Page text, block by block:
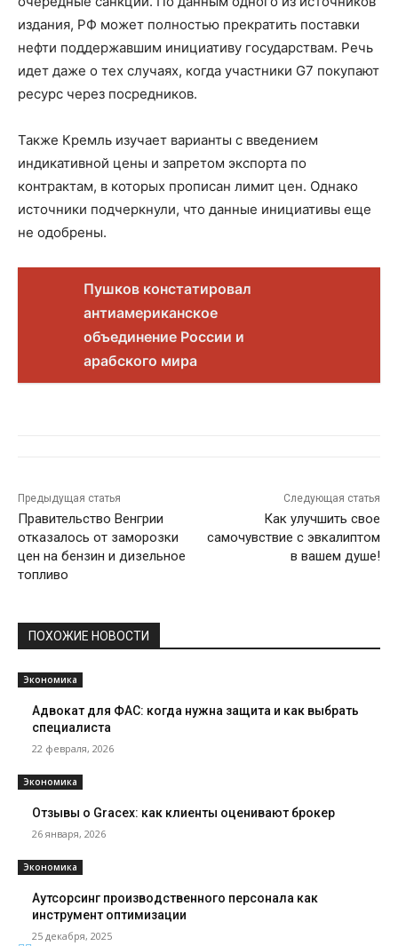
издания, РФ может полностью прекратить поставки
нефти поддержавшим инициативу государствам. Речь
идет даже о тех случаях, когда участники G7 покупают
ресурс через посредников.
Также Кремль изучает варианты с введением
индикативной цены и запретом экспорта по
контрактам, в которых прописан лимит цен. Однако
источники подчеркнули, что данные инициативы еще
не одобрены.
Пушков констатировал
антиамериканское
объединение России и
арабского мира
Предыдущая статья
Правительство Венгрии
отказалось от заморозки
цен на бензин и дизельное
топливо
Следующая статья
Как улучшить свое
самочувствие с эвкалиптом
в вашем душе!
ПОХОЖИЕ НОВОСТИ
Экономика
Адвокат для ФАС: когда нужна защита и как выбрать
специалиста
22 февраля, 2026
Экономика
Отзывы о Gracex: как клиенты оценивают брокер
26 января, 2026
Экономика
Аутсорсинг производственного персонала как
инструмент оптимизации
25 декабря, 2025